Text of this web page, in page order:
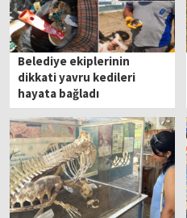
Belediye ekiplerinin
dikkati yavru kedileri
hayata bağladı